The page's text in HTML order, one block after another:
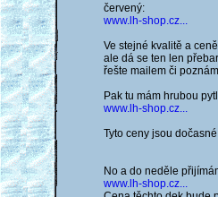
červený:
www.lh-shop.cz...
Ve stejné kvalitě a
ale dá se ten len
řešte mailem či
Pak tu mám hrubou
www.lh-shop.cz...
Tyto ceny jsou
No a do neděle
www.lh-shop.cz...